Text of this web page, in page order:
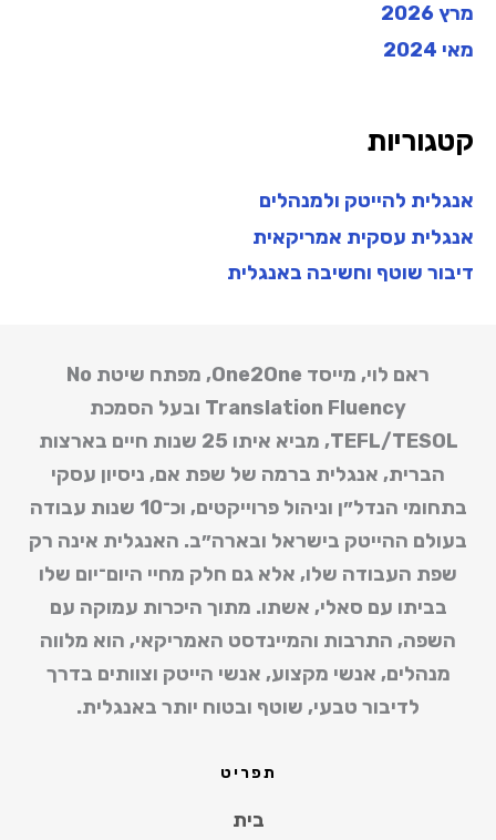
מרץ 2026
מאי 2024
קטגוריות
אנגלית להייטק ולמנהלים
אנגלית עסקית אמריקאית
דיבור שוטף וחשיבה באנגלית
ראם לוי, מייסד One2One, מפתח שיטת
No
Translation Fluency ובעל הסמכת
TEFL/TESOL
, מביא איתו 25 שנות חיים בארצות
הברית, אנגלית ברמה של שפת אם, ניסיון עסקי
בתחומי הנדל״ן וניהול פרוייקטים, וכ־10 שנות עבודה
בעולם ההייטק בישראל ובארה״ב. האנגלית אינה רק
שפת העבודה שלו, אלא גם חלק מחיי היום־יום שלו
בביתו עם סאלי, אשתו. מתוך היכרות עמוקה עם
השפה, התרבות והמיינדסט האמריקאי, הוא מלווה
מנהלים, אנשי מקצוע, אנשי הייטק וצוותים בדרך
לדיבור טבעי, שוטף ובטוח יותר באנגלית.
תפריט
בית